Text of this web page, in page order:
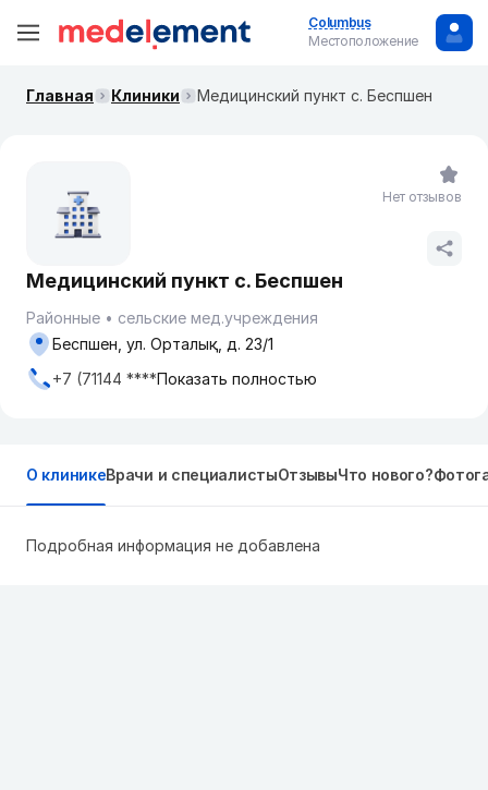
Columbus
Местоположение
Главная Клиники Медицинский пункт с. Беспшен
Медицинский пункт с. Беспшен
Районные
сельские мед.учреждения
Беспшен, ул. Орталық, д. 23/1
+7 (71144 ****Показать полностью
Нет отзывов
О клиникеВрачи и специалистыОтзывыЧто нового?
Подробная информация не добавлена